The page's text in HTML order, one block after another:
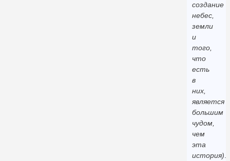
создание
небес,
земли
и
того,
что
есть
в
них,
является
большим
чудом,
чем
эта
история).